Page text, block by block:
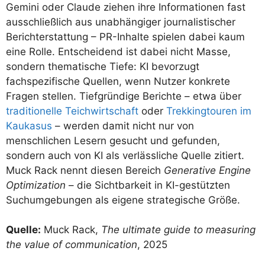
Gemini oder Claude ziehen ihre Informationen fast
ausschließlich aus unabhängiger journalistischer
Berichterstattung – PR-Inhalte spielen dabei kaum
eine Rolle. Entscheidend ist dabei nicht Masse,
sondern thematische Tiefe: KI bevorzugt
fachspezifische Quellen, wenn Nutzer konkrete
Fragen stellen. Tiefgründige Berichte – etwa über
traditionelle Teichwirtschaft oder Trekkingtouren im
Kaukasus – werden damit nicht nur von
menschlichen Lesern gesucht und gefunden,
sondern auch von KI als verlässliche Quelle zitiert.
Muck Rack nennt diesen Bereich Generative Engine
Optimization – die Sichtbarkeit in KI-gestützten
Suchumgebungen als eigene strategische Größe.
Quelle: Muck Rack, The ultimate guide to measuring
the value of communication, 2025